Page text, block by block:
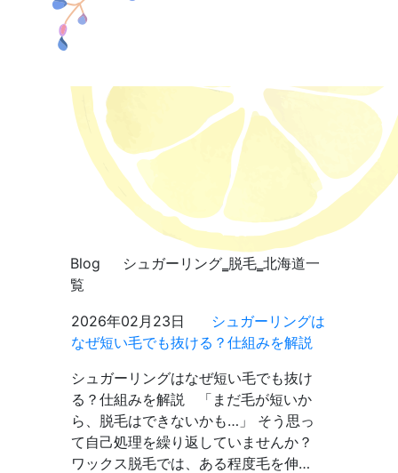
Blog
シュガーリング‗脱毛‗北海道一
覧
2026年02月23日
シュガーリングは
なぜ短い毛でも抜ける？仕組みを解説
シュガーリングはなぜ短い毛でも抜け
る？仕組みを解説 「まだ毛が短いか
ら、脱毛はできないかも…」 そう思っ
て自己処理を繰り返していませんか？
ワックス脱毛では、ある程度毛を伸…